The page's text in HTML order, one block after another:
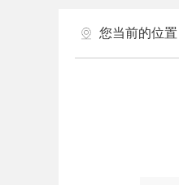
您当前的位置